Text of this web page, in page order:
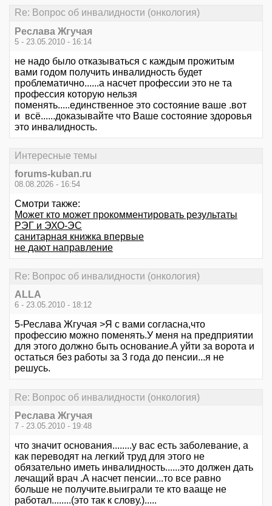
Re: Вопрос об инвалидности (онкология)
Реслава Жгучая
5 - 23.05.2010 - 16:14
не надо было отказываться с каждым прожитым
вами годом получить инвалидность будет
проблематично......а насчет профессии это не та
профессия которую нельзя
поменять.....единственное это состояние ваше .вот
и всё......доказывайте что Ваше состояние здоровья
это инвалидность.
Интересные темы
forums-kuban.ru
08.08.2026 - 16:54
Смотри также:
Может кто может прокомментировать результаты
РЭГ и ЭХО-ЭС
санитарная книжка впервые
не дают направление
Re: Вопрос об инвалидности (онкология)
АLLA
6 - 23.05.2010 - 18:12
5-Реслава Жгучая >Я с вами согласна,что
профессию можно поменять.У меня на предприятии
для этого должно быть основание.А уйти за ворота и
остаться без работы за 3 года до пенсии...я не
решусь.
Re: Вопрос об инвалидности (онкология)
Реслава Жгучая
7 - 23.05.2010 - 19:48
что значит основания........у вас есть заболевание, а
как переводят на легкий труд для этого не
обязательно иметь инвалидность......это должен дать
лечащий врач .А насчет пенсии...то все равно
больше не получите.выиграли те кто вааще не
работал........(это так к слову.).....